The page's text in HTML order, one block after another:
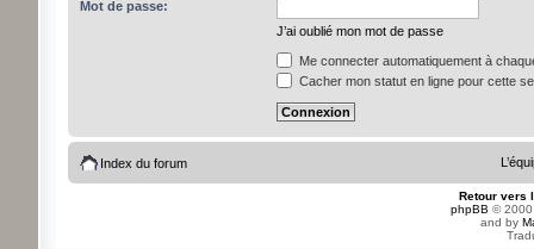
Mot de passe:
J’ai oublié mon mot de passe
Me connecter automatiquement à
Cacher mon statut en ligne pour cette
Index du forum
Retour vers
phpBB ©
and by